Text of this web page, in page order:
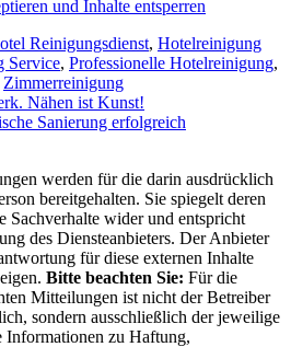
und Inhalte entsperren
Reinigungsdienst, Hotelreinigung
Service, Professionelle Hotelreinigung,
Zimmerreinigung
Nähen ist Kunst!
Sanierung erfolgreich
werden für die darin ausdrücklich
bereitgehalten. Sie spiegelt deren
Sachverhalte wider und entspricht
des Diensteanbieters. Der Anbieter
für diese externen Inhalte
Bitte beachten Sie: Für die
Mitteilungen ist nicht der Betreiber
sondern ausschließlich der jeweilige
zu Haftung,